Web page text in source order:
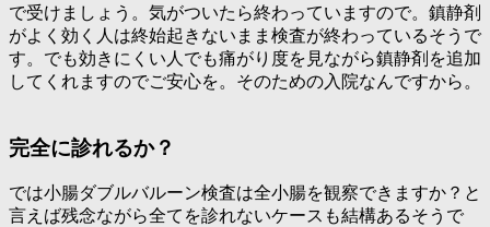
で受けましょう。気がついたら終わっていますので。鎮静剤
がよく効く人は終始起きないまま検査が終わっているそうで
す。でも効きにくい人でも痛がり度を見ながら鎮静剤を追加
してくれますのでご安心を。そのための入院なんですから。
完全に診れるか？
では小腸ダブルバルーン検査は全小腸を観察できますか？と
言えば残念ながら全てを診れないケースも結構あるそうで